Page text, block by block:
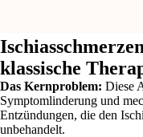
klassische
Das Kernproblem: Diese
Symptomlinderung und
Entzündungen, die den
unbehandelt.